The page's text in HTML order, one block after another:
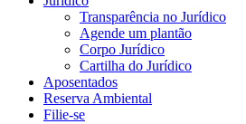
Transparência no Jurídico
Agende um plantão
Corpo Jurídico
Cartilha do Jurídico
Aposentados
Reserva Ambiental
Filie-se